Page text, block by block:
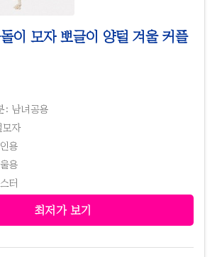
이 모자 뽀글이 양털 겨울 커플
: 남녀공용
모자
용
용
터
최저가 보기